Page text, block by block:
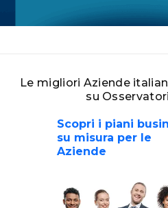
Le migliori Aziende
su
Scopri i piani
su misura per le
Aziende